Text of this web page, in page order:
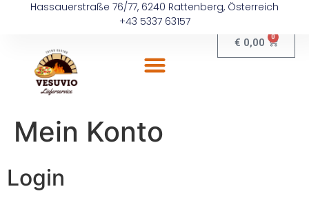
Hassauerstraße 76/77, 6240 Rattenberg, Österreich
+43 5337 63157
€ 0,00 0
Mein Konto
Login